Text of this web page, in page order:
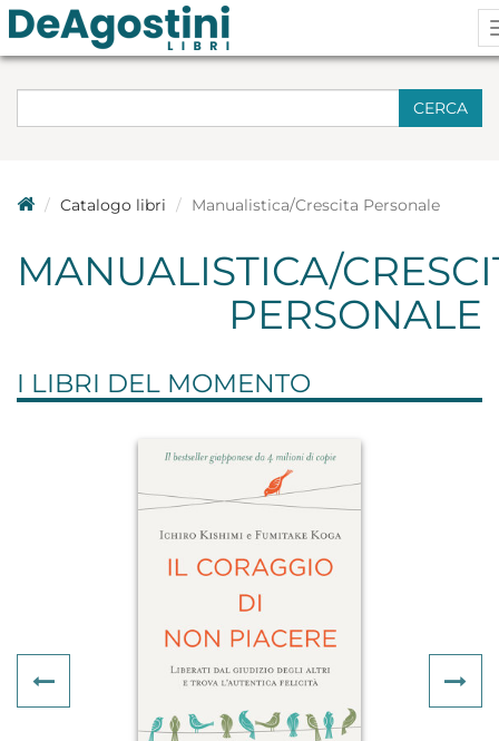
CERCA
Catalogo libri Manualistica/Crescita Personale
MANUALISTICA/
PERSONALE
I LIBRI DEL MOMENTO
Previous